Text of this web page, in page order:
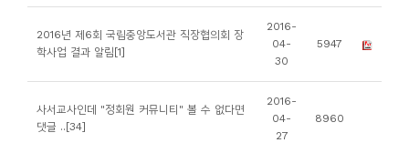
2016년 제6회 국립중앙도서관 직장협의회 장
학사업 결과 알림[1]
2016-
04-
30
5947
사서교사인데 "정회원 커뮤니티" 볼 수 없다면
댓글 ..[34]
2016-
04-
27
8960